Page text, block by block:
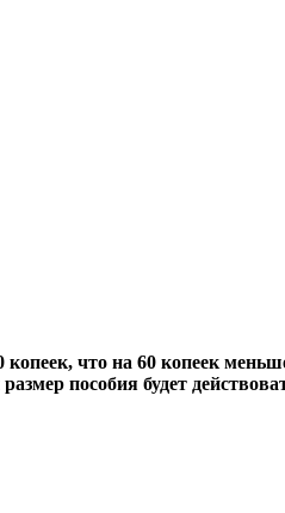
что на 60 копеек
пособия будет